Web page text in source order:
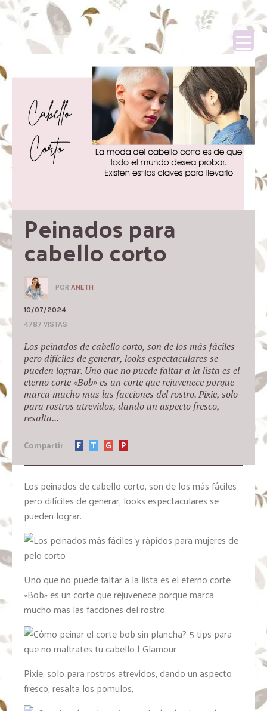
Peinados para
cabello corto
POR ANETH
10/07/2024
4787 VISTAS
Los peinados de cabello corto, son de los más fáciles
pero difíciles de generar, looks espectaculares se
pueden lograr. Uno que no puede faltar a la lista es el
eterno corte «Bob» es un corte que rejuvenece porque
marca mucho mas las facciones del rostro. Pixie, solo
para rostros atrevidos, dando un aspecto fresco,
resalta...
Compartir F T G P
Los peinados de cabello corto, son de los más fáciles
pero difíciles de generar, looks espectaculares se
pueden lograr.
Uno que no puede faltar a la lista es el eterno corte
«Bob» es un corte que rejuvenece porque marca
mucho mas las facciones del rostro.
Pixie, solo para rostros atrevidos, dando un aspecto
fresco, resalta los pomulos,